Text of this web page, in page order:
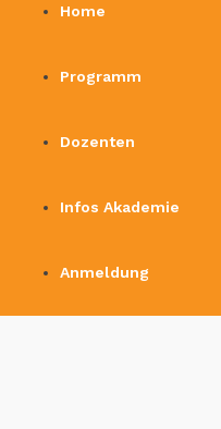
Home
Programm
Dozenten
Infos Akademie
Anmeldung